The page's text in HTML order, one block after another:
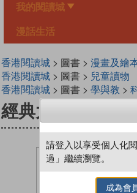
我的閱讀城
漫話生活
香港閱讀城> 圖書 > 漫畫及繪
香港閱讀城> 圖書 > 兒童讀物
香港閱讀城> 圖書 > 學與教 >
經典大電影1 - 達
請登入以享受個人化
過」繼續瀏覽。
成為會